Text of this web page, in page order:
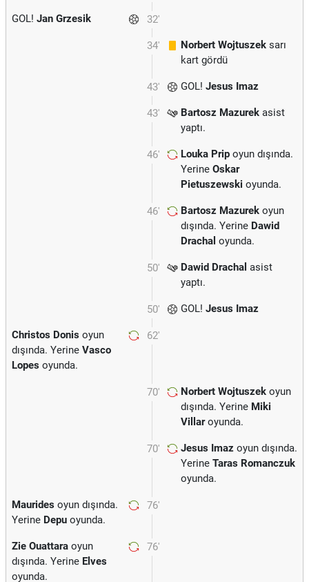
32'
GOL! Jan Grzesik
34' Norbert Wojtuszek sarı
kart gördü
43' GOL! Jesus Imaz
43' Bartosz Mazurek asist
yaptı.
46' Louka Prip oyun dışında.
Yerine Oskar
Pietuszewski oyunda.
46' Bartosz Mazurek oyun
dışında. Yerine Dawid
Drachal oyunda.
50' Dawid Drachal asist
yaptı.
50' GOL! Jesus Imaz
62'
Christos Donis oyun
dışında. Yerine Vasco
Lopes oyunda.
70' Norbert Wojtuszek oyun
dışında. Yerine Miki
Villaroyunda.
70' Jesus Imaz oyun dışında.
Yerine Taras Romanczuk
oyunda.
76'
Maurides oyun dışında.
Yerine Depu oyunda.
76'
Zie Ouattara oyun
dışında. Yerine Elves
oyunda.